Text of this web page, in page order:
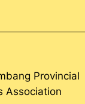
Provincial
Association